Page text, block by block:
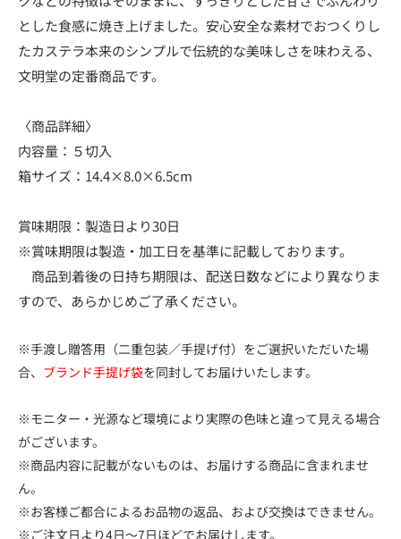
とした食感に焼き上げました。安心安全な素材でおつくりし
たカステラ本来のシンプルで伝統的な美味しさを味わえる、
文明堂の定番商品です。
〈商品詳細〉
内容量：５切入
箱サイズ：14.4×8.0×6.5cm
賞味期限：製造日より30日
※賞味期限は製造・加工日を基準に記載しております。
商品到着後の日持ち期限は、配送日数などにより異なりま
すので、あらかじめご了承ください。
※手渡し贈答用（二重包装／手提げ付）をご選択いただいた場
合、 ブランド手提げ袋を同封してお届けいたします。
※モニター・光源など環境により実際の色味と違って見える場合
がございます。
※商品内容に記載がないものは、お届けする商品に含まれませ
ん。
※お客様ご都合によるお品物の返品、および交換はできません。
※ご注文日より4日～7日ほどでお届けします。